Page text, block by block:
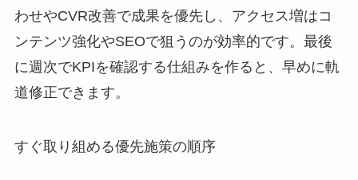
わせやCVR改善で成果を優先し、アクセス増はコ
ンテンツ強化やSEOで狙うのが効率的です。最後
に週次でKPIを確認する仕組みを作ると、早めに軌
道修正できます。
すぐ取り組める優先施策の順序